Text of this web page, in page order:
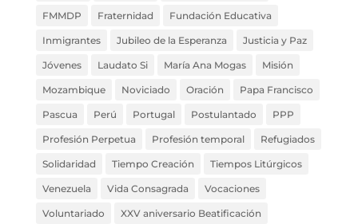
FMMDP Fraternidad Fundación Educativa
Inmigrantes Jubileo de la Esperanza Justicia y Paz
Jóvenes Laudato Si María Ana Mogas Misión
Mozambique Noviciado Oración Papa Francisco
Pascua Perú Portugal Postulantado PPP
Profesión Perpetua Profesión temporal Refugiados
Solidaridad Tiempo Creación Tiempos Litúrgicos
Venezuela Vida Consagrada Vocaciones
Voluntariado XXV aniversario Beatificación